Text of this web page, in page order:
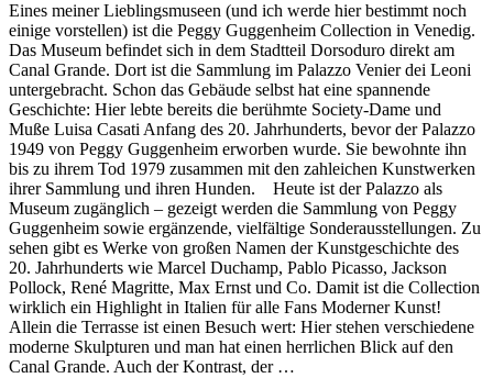
Eines meiner Lieblingsmuseen (und ich werde hier bestimmt noch
einige vorstellen) ist die Peggy Guggenheim Collection in Venedig.
Das Museum befindet sich in dem Stadtteil Dorsoduro direkt am
Canal Grande. Dort ist die Sammlung im Palazzo Venier dei Leoni
untergebracht. Schon das Gebäude selbst hat eine spannende
Geschichte: Hier lebte bereits die berühmte Society-Dame und
Muße Luisa Casati Anfang des 20. Jahrhunderts, bevor der Palazzo
1949 von Peggy Guggenheim erworben wurde. Sie bewohnte ihn
bis zu ihrem Tod 1979 zusammen mit den zahleichen Kunstwerken
ihrer Sammlung und ihren Hunden. Heute ist der Palazzo als
Museum zugänglich – gezeigt werden die Sammlung von Peggy
Guggenheim sowie ergänzende, vielfältige Sonderausstellungen. Zu
sehen gibt es Werke von großen Namen der Kunstgeschichte des
20. Jahrhunderts wie Marcel Duchamp, Pablo Picasso, Jackson
Pollock, René Magritte, Max Ernst und Co. Damit ist die Collection
wirklich ein Highlight in Italien für alle Fans Moderner Kunst!
Allein die Terrasse ist einen Besuch wert: Hier stehen verschiedene
moderne Skulpturen und man hat einen herrlichen Blick auf den
Canal Grande. Auch der Kontrast, der …